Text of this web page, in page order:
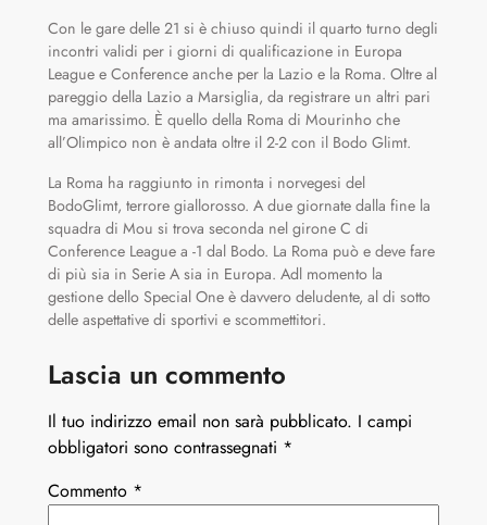
Con le gare delle 21 si è chiuso quindi il quarto turno degli
incontri validi per i giorni di qualificazione in Europa
League e Conference anche per la Lazio e la Roma. Oltre al
pareggio della Lazio a Marsiglia, da registrare un altri pari
ma amarissimo. È quello della Roma di Mourinho che
all’Olimpico non è andata oltre il 2-2 con il Bodo Glimt.
La Roma ha raggiunto in rimonta i norvegesi del
BodoGlimt, terrore giallorosso. A due giornate dalla fine la
squadra di Mou si trova seconda nel girone C di
Conference League a -1 dal Bodo. La Roma può e deve fare
di più sia in Serie A sia in Europa. Adl momento la
gestione dello Special One è davvero deludente, al di sotto
delle aspettative di sportivi e scommettitori.
Lascia un commento
Il tuo indirizzo email non sarà pubblicato. I campi
obbligatori sono contrassegnati *
Commento *